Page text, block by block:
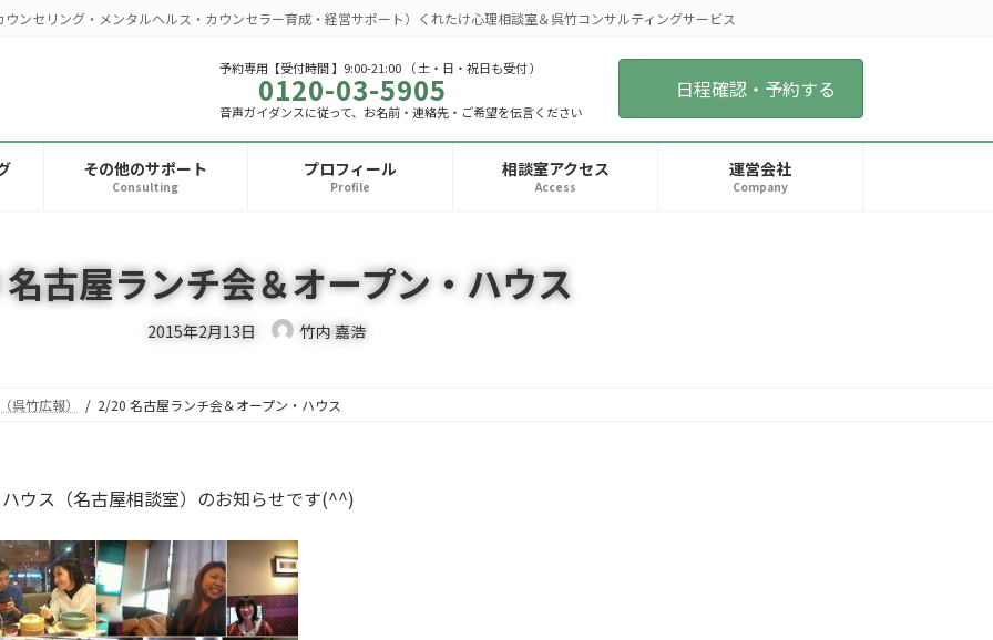
ンセリング・メンタルヘルス・カウンセラー育成・経営サポート）くれたけ心理相談室＆呉竹コンサルティングサービス
予約専用【受付時間 】9:00-21:00 （ 土・日・祝日も受付 ）
0120-03-5905
音声ガイダンスに従って、お名前・連絡先・ご希望を伝言ください
日程確認・予約する
その他のサポート
Consulting
プロフィール
Profile
相談室アクセス
Access
運営会社
Company
古屋ランチ会＆オープン・ハウス
2015年2月13日 竹内 嘉浩
呉竹広報） 2/20 名古屋ランチ会＆オープン・ハウス
ウス（名古屋相談室）のお知らせです(^^)